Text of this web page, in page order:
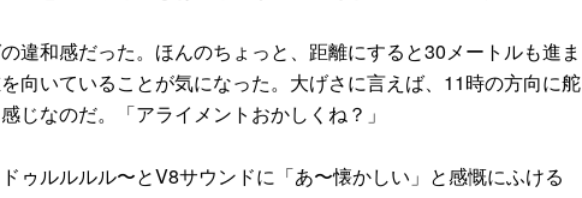
違和感だった。ほんのちょっと、距離にすると30メートルも進ま
向いていることが気になった。大げさに言えば、11時の方向に舵
じなのだ。「アライメントおかしくね？」
ゥルルルル〜とV8サウンドに「あ〜懐かしい」と感慨にふける